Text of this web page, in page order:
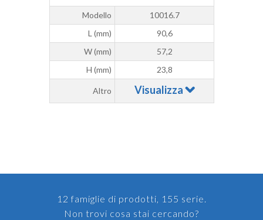
Modello
10016.7
L (mm)
90,6
W (mm)
57,2
H (mm)
23,8
Altro Visualizza
12 famiglie di prodotti, 155 serie.
Non trovi cosa stai cercando?